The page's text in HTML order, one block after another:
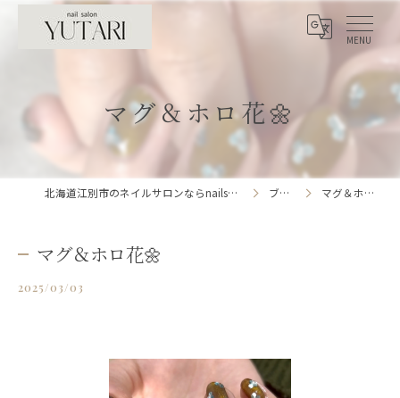
マグ＆ホロ花🌼
北海道江別市のネイルサロンならnailsalon YUTARI ブログ マグ＆ホロ花🌼
マグ＆ホロ花🌼
2025/03/03